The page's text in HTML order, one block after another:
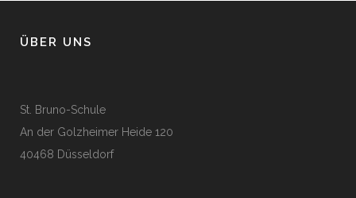
ÜBER UNS
St. Bruno-Schule
An der Golzheimer Heide 120
40468 Düsseldorf